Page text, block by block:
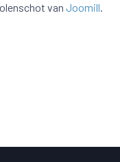
van Joomill.